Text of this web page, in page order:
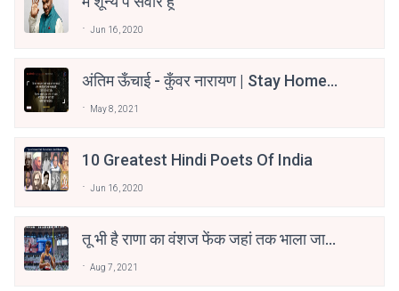
Jun 16, 2020
अंतिम ऊँचाई - कुँवर नारायण | Stay Home
May 8, 2021
10 Greatest Hindi Poets Of India
Jun 16, 2020
तू भी है राणा का वंशज फेंक जहां तक भाला जाए:
Aug 7, 2021